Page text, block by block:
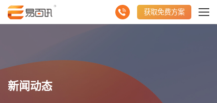
获取免费方案
新闻动态